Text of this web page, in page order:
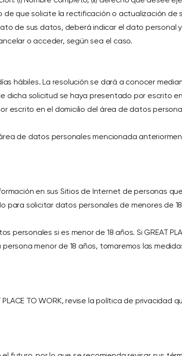
de que solicite la rectificación o actualización
de sus datos, deberá indicar el dato personal
o acceder, según sea el caso.
hábiles. La resolución se dará a conocer
dicha solicitud se haya presentado por escrito
escrito en el domicilio del área de datos
de datos personales mencionada
en sus Sitios de Internet de personas
solicitar datos personales de menores de
personales si es menor de 18 años. Si GREAT
menor de 18 años, tomaremos las
TO WORK, revise la política de